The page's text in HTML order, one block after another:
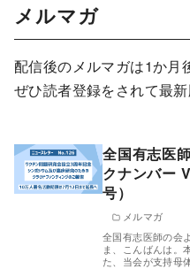
メルマガ
配信後のメルマガは1か月
ぜひ読者登録をされて最
全国有志医
クナンバー
号）
メルマガ
全国有志医師の会
ま、こんばんは。
た、当会が支持母